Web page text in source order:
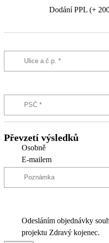
Dodání PPL (+
Převzetí výsledků
Osobně
E-mailem
Odesláním objednávky
projektu Zdravý kojenec.